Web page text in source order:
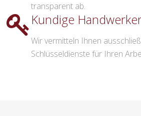
transparent ab.
Kundige
Wir vermitteln Ihnen
Schlüsseldienste für Ihren